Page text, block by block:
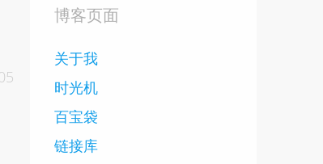
博客页面
关于我
时光机
百宝袋
链接库